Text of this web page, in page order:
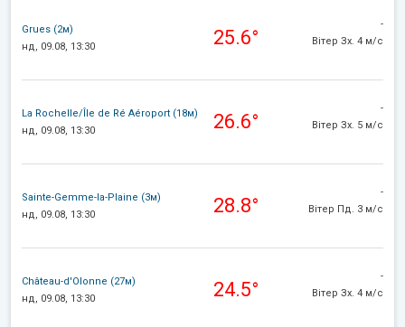
Grues (2м)
нд, 09.08, 13:30
25.6°
-
Вітер Зх. 4 м/с
La Rochelle/Île de Ré Aéroport (18м)
нд, 09.08, 13:30
26.6°
-
Вітер Зх. 5 м/с
Sainte-Gemme-la-Plaine (3м)
нд, 09.08, 13:30
28.8°
-
Вітер Пд. 3 м/с
Château-d'Olonne (27м)
нд, 09.08, 13:30
24.5°
-
Вітер Зх. 4 м/с